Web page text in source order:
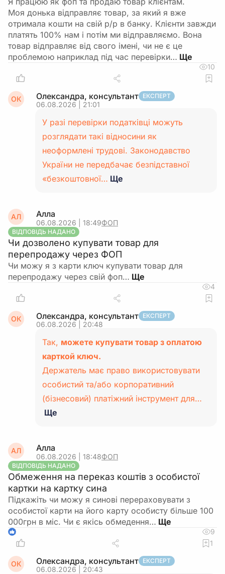
Моя донька відправляє товар, за який я вже
отримала кошти на свій р/р в банку. Клієнти завжди
платять 100% нам і потім ми відправляємо. Вона
товар відправляє від свого імені, чи не є це
проблемою наприклад під час перевірки…
10
ОК Олександра, консультант ЕКСПЕРТ
06.08.2026 | 21:01
У разі перевірки податківці можуть
розглядати такі відносини як
неоформлені трудові. Законодавство
України не передбачає безпідставної
«безкоштовної… Ще
АЛ Алла
06.08.2026 | 18:49ФОП
ВІДПОВІДЬ НАДАНО
Чи дозволено купувати товар для
перепродажу через ФОП
Чи можу я з карти ключ купувати товар для
перепродажу через свій фоп…
4
ОК Олександра, консультант ЕКСПЕРТ
06.08.2026 | 20:48
Так, можете купувати товар з оплатою
карткой ключ.
Держатель має право використовувати
особистий та/або корпоративний
(бізнесовий) платіжний інструмент для…
Ще
АЛ Алла
06.08.2026 | 18:48ФОП
ВІДПОВІДЬ НАДАНО
Обмеження на переказ коштів з особистої
картки на картку сина
Підкажіть чи можу я синові перераховувати з
особистої карти на його карту особисту більше 100
000грн в міс. Чи є якісь обмедення…
1
9
1
ОК Олександра, консультант ЕКСПЕРТ
06.08.2026 | 20:43